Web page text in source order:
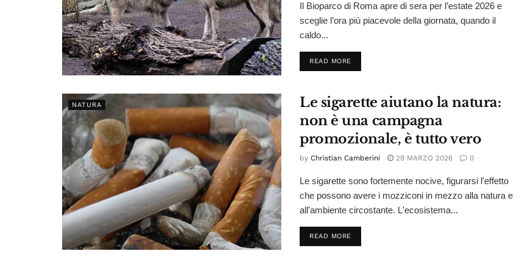
Il Bioparco di Roma apre di sera per l’estate 2026 e
sceglie l’ora più piacevole della giornata, quando il
caldo...
READ MOREDETAILS
NATURA
Le sigarette aiutano la natura:
non è una campagna
promozionale, è tutto vero
by Christian Camberini 29 MARZO 2026 0
Le sigarette sono fortemente nocive, figurarsi l'effetto
che possono avere i mozziconi in mezzo alla natura e
all'ambiente circostante. L'ecosistema...
READ MOREDETAILS